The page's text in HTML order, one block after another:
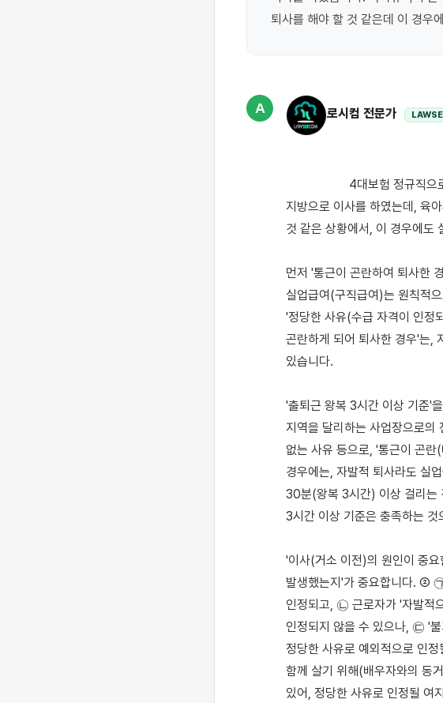
퇴사를 해야 할 것 같은데 이 경우
A 로시컴 전문가
지방으로 이사를 하였는데, 육
것 같은 상황에서, 이 경우에도
먼저 '통근이 곤란하여 퇴사한
실업급여(구직급여)는 원칙적
'정당한 사유(수급 자격이 인정
곤란하게 되어 퇴사한 경우'는,
있습니다.
'출퇴근 왕복 3시간 이상 기준'
지역을 달리하는 사업장으로의
없는 사유 등으로, '통근이 곤
경우에는, 자발적 퇴사라도 실
30분(왕복 3시간) 이상 걸리는
3시간 이상 기준은 충족하는 것
'이사(거소 이전)의 원인이 중
발생했는지'가 중요합니다. ②
인정되고, ㉡ 근로자가 '자발적
인정되지 않을 수 있으나, ㉢ '
정당한 사유로 예외적으로 인
함께 살기 위해(배우자와의 동
있어, 정당한 사유로 인정될 여